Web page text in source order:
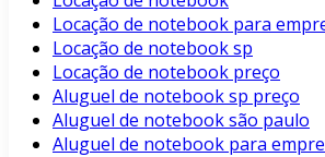
Locação de notebook para
Locação de notebook sp
Locação de notebook preço
Aluguel de notebook sp preço
Aluguel de notebook são paulo
Aluguel de notebook para